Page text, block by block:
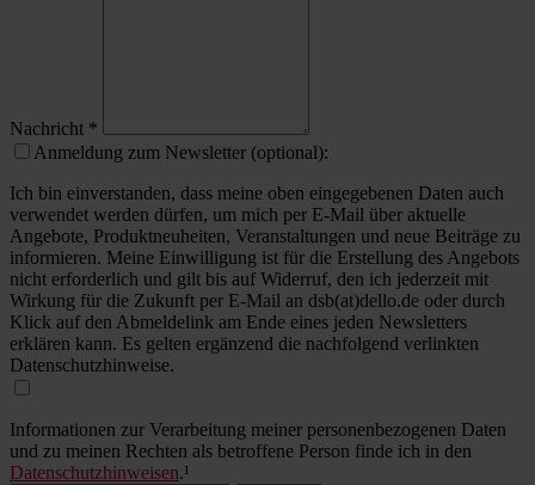
Nachricht *
Anmeldung zum Newsletter (optional):
Ich bin einverstanden, dass meine oben eingegebenen Daten auch
verwendet werden dürfen, um mich per E-Mail über aktuelle
Angebote, Produktneuheiten, Veranstaltungen und neue Beiträge zu
informieren. Meine Einwilligung ist für die Erstellung des Angebots
nicht erforderlich und gilt bis auf Widerruf, den ich jederzeit mit
Wirkung für die Zukunft per E-Mail an dsb(at)dello.de oder durch
Klick auf den Abmeldelink am Ende eines jeden Newsletters
erklären kann. Es gelten ergänzend die nachfolgend verlinkten
Datenschutzhinweise.
Informationen zur Verarbeitung meiner personenbezogenen Daten
und zu meinen Rechten als betroffene Person finde ich in den
Datenschutzhinweisen.¹